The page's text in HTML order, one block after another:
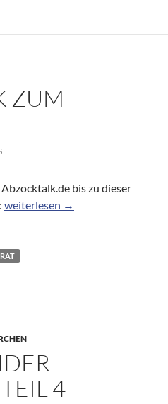
ZUM
bis zu dieser
Abzocktalk zum 07.04.2014
weiterlesen →
4